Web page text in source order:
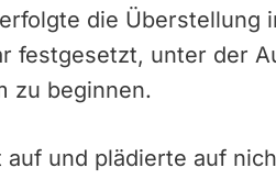
die Überstellung
festgesetzt, unter der
zu beginnen.
und plädierte auf